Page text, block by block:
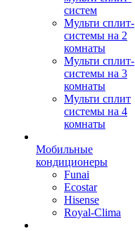
систем
Мульти сплит-
системы на 2
комнаты
Мульти сплит-
системы на 3
комнаты
Мульти сплит
системы на 4
комнаты
Мобильные
кондиционеры
Funai
Ecostar
Hisense
Royal-Clima